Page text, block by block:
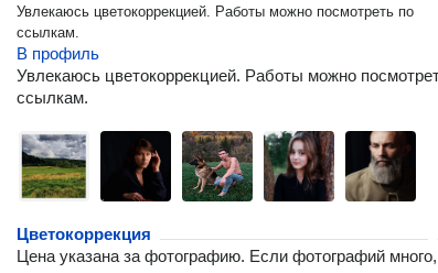
Увлекаюсь цветокоррекцией. Работы можно посмотреть по
ссылкам.
В профиль
Увлекаюсь цветокоррекцией. Работы можно
ссылкам.
Цветокоррекция
Цена указана за фотографию. Если фотографий